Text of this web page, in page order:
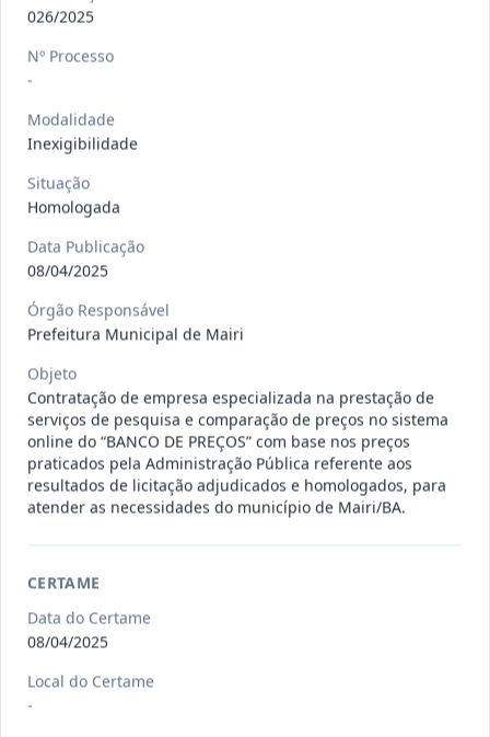
Pregão
013/2026
Pregão
Eletrônico
Situação: Publicada
Credenciamento
jurídica para prestação de
serviços...
Situação Publicada Data:15/07/2026 Ver detalhes
Credenciamento
Situação:
026/2025
Nº Processo
-
Modalidade
Inexigibilidade
Situação
Homologada
Data Publicação
08/04/2025
Órgão Responsável
Prefeitura Municipal de Mairi
Objeto
Contratação de empresa especializada na prestação de
serviços de pesquisa e comparação de preços no sistema
online do “BANCO DE PREÇOS” com base nos preços
praticados pela Administração Pública referente aos
resultados de licitação adjudicados e homologados, para
atender as necessidades do município de Mairi/BA.
CERTAME
Data do Certame
08/04/2025
Local do Certame
-